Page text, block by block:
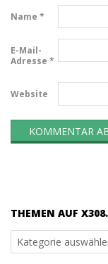
Name *
E-Mail-
Adresse *
Website
THEMEN AUF
Themen
auf